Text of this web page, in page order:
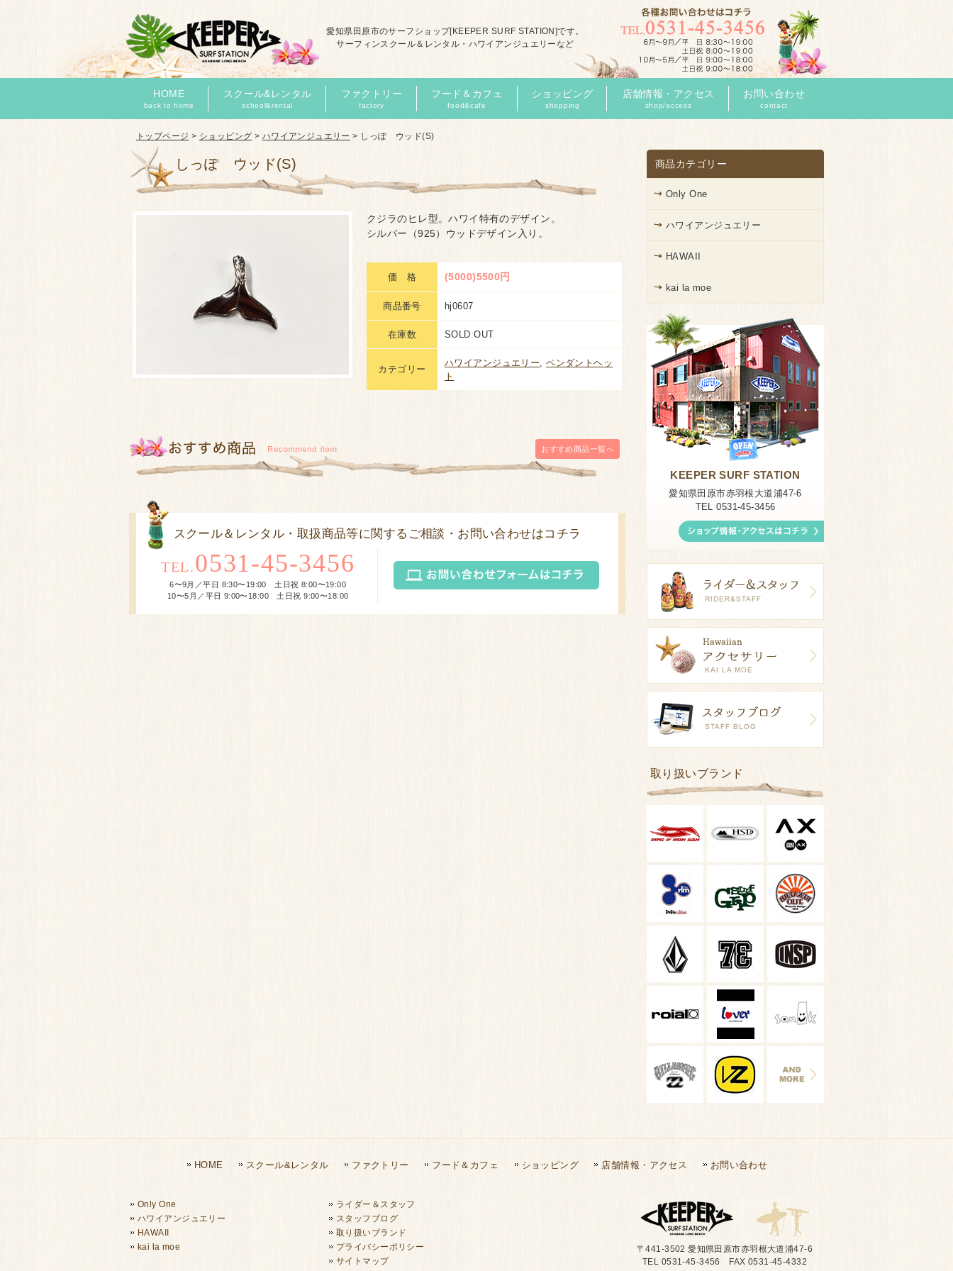
愛知県田原市のサーフショップ[KEEPER SURF STATION]です。
サーフィンスクール＆レンタル・ハワイアンジュエリーなど
HOME
back to home
スクール&レンタル
school&rental
ファクトリー
factory
フード＆カフェ
food&cafe
ショッピング
shopping
店舗情報・アクセス
shop/access
お問い合わせ
contact
トップページ > ショッピング > ハワイアンジュエリー > しっぽ ウッド(S)
しっぽ ウッド(S)
クジラのヒレ型。ハワイ特有のデザイン。
シルバー（925）ウッドデザイン入り。
価 格 (5000)5500円
商品番号 hj0607
在庫数 SOLD OUT
カテゴリー
ハワイアンジュエリー,ペンダントヘッ
ト
おすすめ商品一覧へ
スクール＆レンタル・取扱商品等に関するご相談・お問い合わせはコチラ
TEL.0531-45-3456
6〜9月／平日 8:30〜19:00 土日祝 8:00〜19:00
10〜5月／平日 9:00〜18:00 土日祝 9:00〜18:00
商品カテゴリー
Only One
ハワイアンジュエリー
HAWAII
kai la moe
KEEPER SURF STATION
愛知県田原市赤羽根大道浦47-6
TEL 0531-45-3456
取り扱いブランド
HOME スクール&レンタル ファクトリー フード＆カフェ ショッピング 店舗情報・アクセス お問い合わせ
Only One
ハワイアンジュエリー
HAWAII
kai la moe
ライダー＆スタッフ
スタッフブログ
取り扱いブランド
プライバシーポリシー
サイトマップ
〒441-3502 愛知県田原市赤羽根大道浦47-6
TEL 0531-45-3456 FAX 0531-45-4332